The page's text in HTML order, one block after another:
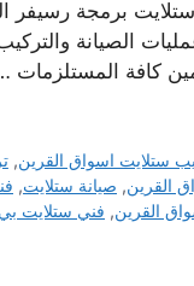
برمجة
الصيانة
كافة المستلزمات
ستلايت اسواق القرين,
القرين, صيانة ستلايت,
القرين, فني ستلايت